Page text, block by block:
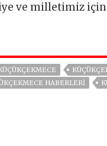
ve milletimiz için
HABERLERI